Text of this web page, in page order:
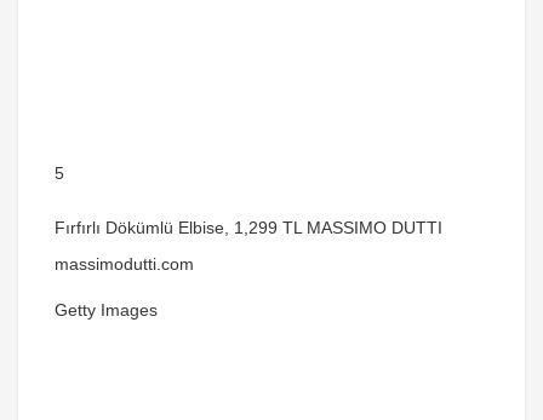
5
Fırfırlı Dökümlü Elbise, 1,299 TL MASSIMO DUTTI
massimodutti.com
Getty Images